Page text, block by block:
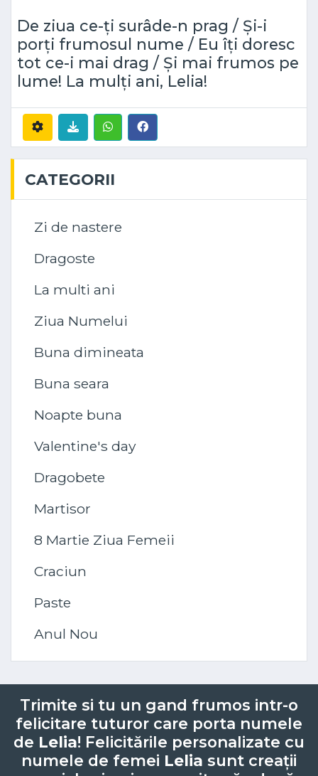
De ziua ce-ţi surâde-n prag / Şi-i
porţi frumosul nume / Eu îţi doresc
tot ce-i mai drag / Şi mai frumos pe
lume! La mulţi ani, Lelia!
CATEGORII
Zi de nastere
Dragoste
La multi ani
Ziua Numelui
Buna dimineata
Buna seara
Noapte buna
Valentine's day
Dragobete
Martisor
8 Martie Ziua Femeii
Craciun
Paste
Anul Nou
Trimite si tu un gand frumos intr-o
felicitare tuturor care porta numele
de Lelia! Felicitările personalizate cu
numele de femei Lelia sunt creații